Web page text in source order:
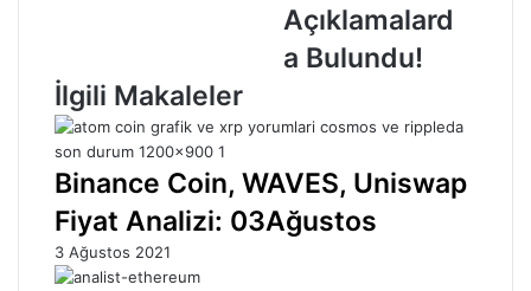
Açıklamalard
a Bulundu!
İlgili Makaleler
Binance Coin, WAVES, Uniswap
Fiyat Analizi: 03Ağustos
3 Ağustos 2021